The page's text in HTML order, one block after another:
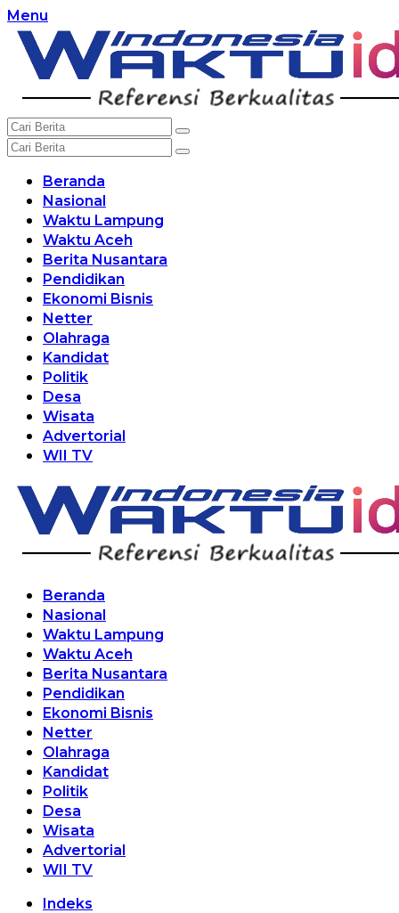
Langsung
ke
konten
Menu
Beranda
Nasional
Waktu Lampung
Waktu Aceh
Berita Nusantara
Pendidikan
Ekonomi Bisnis
Netter
Olahraga
Kandidat
Politik
Desa
Wisata
Advertorial
WII TV
Beranda
Nasional
Waktu Lampung
Waktu Aceh
Berita Nusantara
Pendidikan
Ekonomi Bisnis
Netter
Olahraga
Kandidat
Politik
Desa
Wisata
Advertorial
WII TV
Indeks